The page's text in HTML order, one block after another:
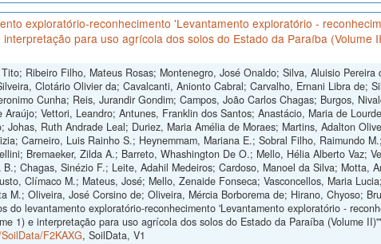
exploratório-reconhecimento 'Levantamento exploratório -
para uso agrícola dos solos do Estado da Paraíba (Volume
Ribeiro Filho, Mateus Rosas; Montenegro, José Onaldo; Silva, Aluisio Pereira
Clotário Olivier da; Cavalcanti, Anionto Cabral; Carvalho, Ernani Libra de;
Cunha; Reis, Jurandir Gondim; Campos, João Carlos Chagas; Burgos,
Araújo; Vettori, Leandro; Antunes, Franklin dos Santos; Anastácio, Maria de
Johas, Ruth Andrade Leal; Duriez, Maria Amélia de Moraes; Martins, Adalton
Carneiro, Luis Rainho S.; Heynemmam, Mariana E.; Sobral Filho, Raimundo
Bremaeker, Zilda A.; Barreto, Whashington De O.; Mello, Hélia Alberto Vaz;
B.; Chagas, Sinézio F.; Leite, Adahil Medeiros; Cardoso, Manoel da Silva; Motta,
Clímaco M.; Mateus, José; Mello, Zenaide Fonseca; Vasconcellos, Maria
M.; Oliveira, José Corsino de; Oliveira, Mércia Borborema de; Hirano, Chyoso;
do levantamento exploratório-reconhecimento 'Levantamento exploratório -
1) e interpretação para uso agrícola dos solos do Estado da Paraíba (Volume
F2KAXG, SoilData, V1